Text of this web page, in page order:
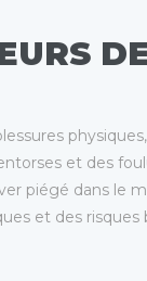
physiques,
et des
piégé dans le
et des risques